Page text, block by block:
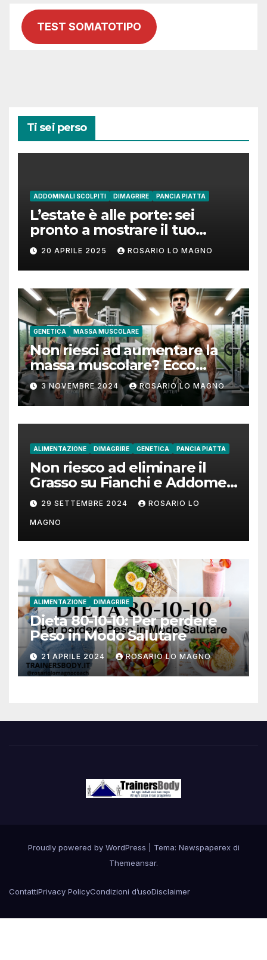
TEST SOMATOTIPO
Ti sei perso
ADDOMINALI SCOLPITI DIMAGRIRE PANCIA PIATTA
L’estate è alle porte: sei
pronto a mostrare il tuo
addome piatto?
20 APRILE 2025 ROSARIO LO MAGNO
GENETICA MASSA MUSCOLARE
Non riesci ad aumentare la
massa muscolare? Ecco
come fare!
3 NOVEMBRE 2024 ROSARIO LO MAGNO
ALIMENTAZIONE DIMAGRIRE GENETICA PANCIA PIATTA
Non riesco ad eliminare il
Grasso su Fianchi e Addome:
cause e rimedi
29 SETTEMBRE 2024 ROSARIO LO
MAGNO
ALIMENTAZIONE DIMAGRIRE
Dieta 80-10-10: Per perdere
Peso in Modo Salutare
21 APRILE 2024 ROSARIO LO MAGNO
Proudly powered by WordPress
Tema: Newspaperex di
Themeansar.
ContattiPrivacy PolicyCondizioni d’usoDisclaimer